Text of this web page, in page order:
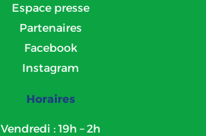
Espace presse
Partenaires
Facebook
Instagram
Horaires
Vendredi : 19h – 2h